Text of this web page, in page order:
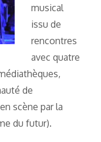
musical
issu de
rencontres
avec quatre
de
scène par la
du futur).